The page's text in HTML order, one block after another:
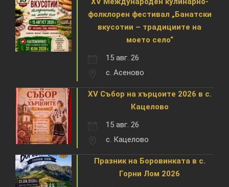
фолклорен фестивал „Банатски
вкусотии – традициите на
моето село“
15 авг. 26
с. Асеново
XV Събор на хърцоите 2026 в с.
Кацелово
15 авг. 26
с. Кацелово
Празник на Боровинката в с.
Горни Лом 2026